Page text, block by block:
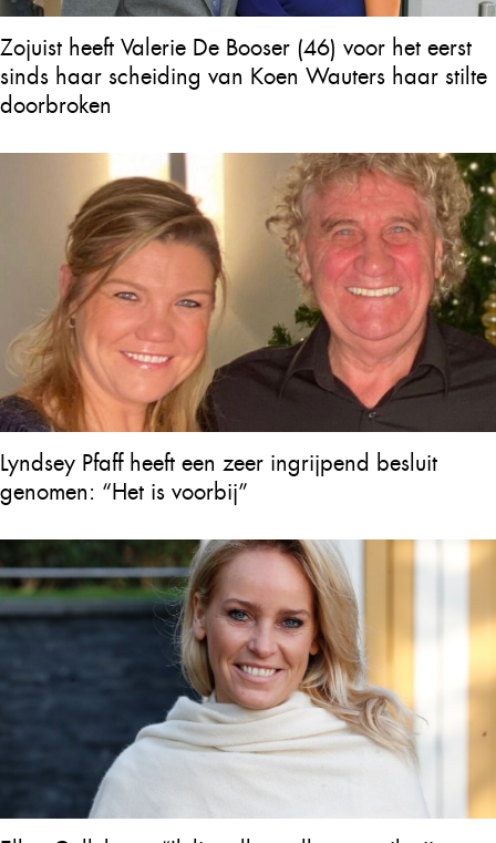
Zojuist heeft Valerie De Booser (46) voor het eerst
sinds haar scheiding van Koen Wauters haar stilte
doorbroken
Lyndsey Pfaff heeft een zeer ingrijpend besluit
genomen: “Het is voorbij”